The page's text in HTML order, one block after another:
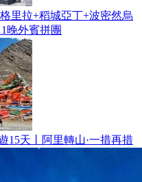
里拉+稻城亞丁+波密然烏
晚外賓拼團
15天丨阿里轉山·一措再措